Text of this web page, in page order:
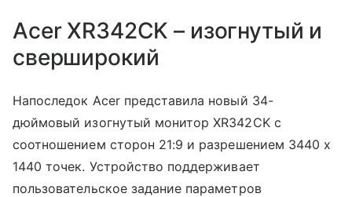
Acer XR342CK – изогнутый и
сверширокий
Напоследок Acer представила новый 34-
дюймовый изогнутый монитор XR342CK с
соотношением сторон 21:9 и разрешением 3440 x
1440 точек. Устройство поддерживает
пользовательское задание параметров